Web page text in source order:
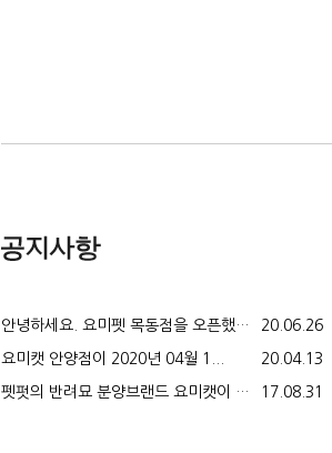
안녕하세요. 요미펫 목동점을 오픈했습... 20.06.26
요미캣 안양점이 2020년 04월 1... 20.04.13
펫펏의 반려묘 분양브랜드 요미캣이 오... 17.08.31